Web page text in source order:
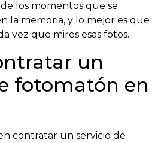
los momentos que se
la memoria, y lo mejor es que
vez que mires esas fotos.
un
fotomatón en
contratar un servicio de